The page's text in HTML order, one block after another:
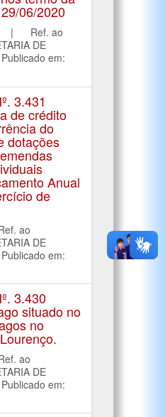
06/2020
| Ref. ao
DE
em:
3.431
de crédito
do
dotações
Anual
de
ao
DE
em:
3.430
situado no
no
ao
DE
em: